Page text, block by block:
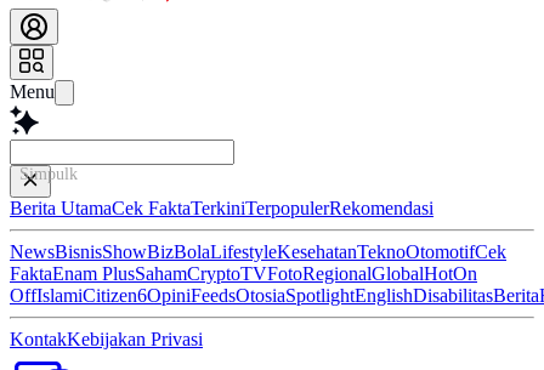
Menu
Simpulkan Artikel
Berita UtamaCek FaktaTerkiniTerpopulerRekomendasi
NewsBisnisShowBizBolaLifestyleKesehatanTeknoOtomotifCek
FaktaEnam PlusSahamCryptoTVFotoRegionalGlobalHotOn
OffIslamiCitizen6OpiniFeedsOtosiaSpotlightEnglishDisabilitasBerita
KontakKebijakan Privasi